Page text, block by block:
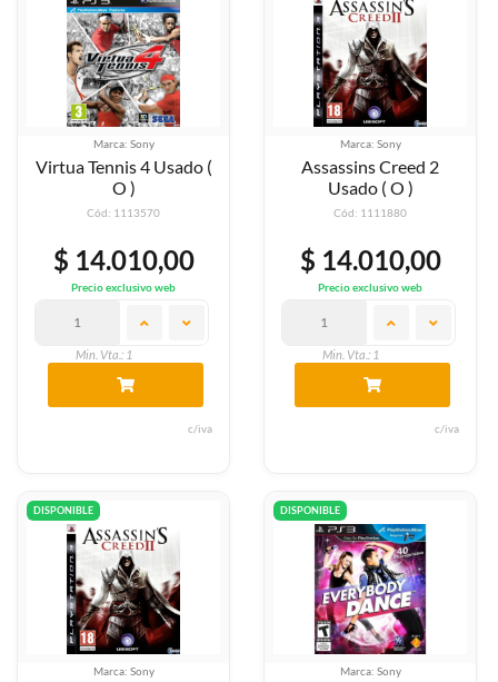
Marca: Sony
Virtua Tennis 4 Usado (
O )
Cód: 1113570
$ 14.010,00
Precio exclusivo web
Min. Vta.: 1
c/iva
Marca: Sony
Assassins Creed 2
Usado ( O )
Cód: 1111880
$ 14.010,00
Precio exclusivo web
Min. Vta.: 1
c/iva
DISPONIBLE
Marca: Sony
DISPONIBLE
Marca: Sony